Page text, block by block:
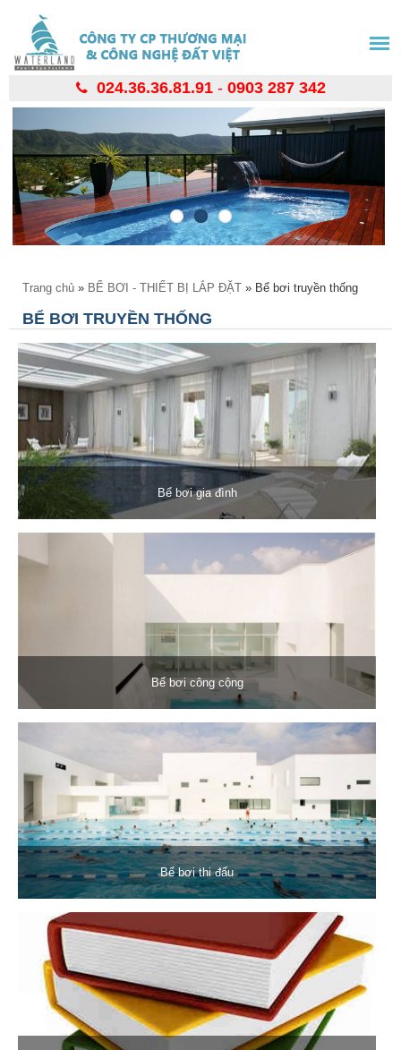
nội
dung
024.36.36.81.91- 0903 287 342
Bạn đang ở đây
Trang chủ » BỂ BƠI - THIẾT BỊ LẮP ĐẶT » Bể bơi truyền thống
BỂ BƠI TRUYỀN THỐNG
Bể bơi gia đình
Bể bơi công cộng
Bể bơi thi đấu